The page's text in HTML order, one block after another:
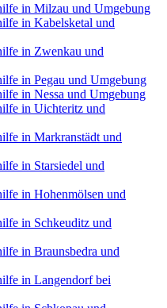
in Milzau und Umgebung
in Kabelsketal und
in Zwenkau und
in Pegau und Umgebung
in Nessa und Umgebung
in Uichteritz und
in Markranstädt und
in Starsiedel und
in Hohenmölsen und
in Schkeuditz und
in Braunsbedra und
in Langendorf bei